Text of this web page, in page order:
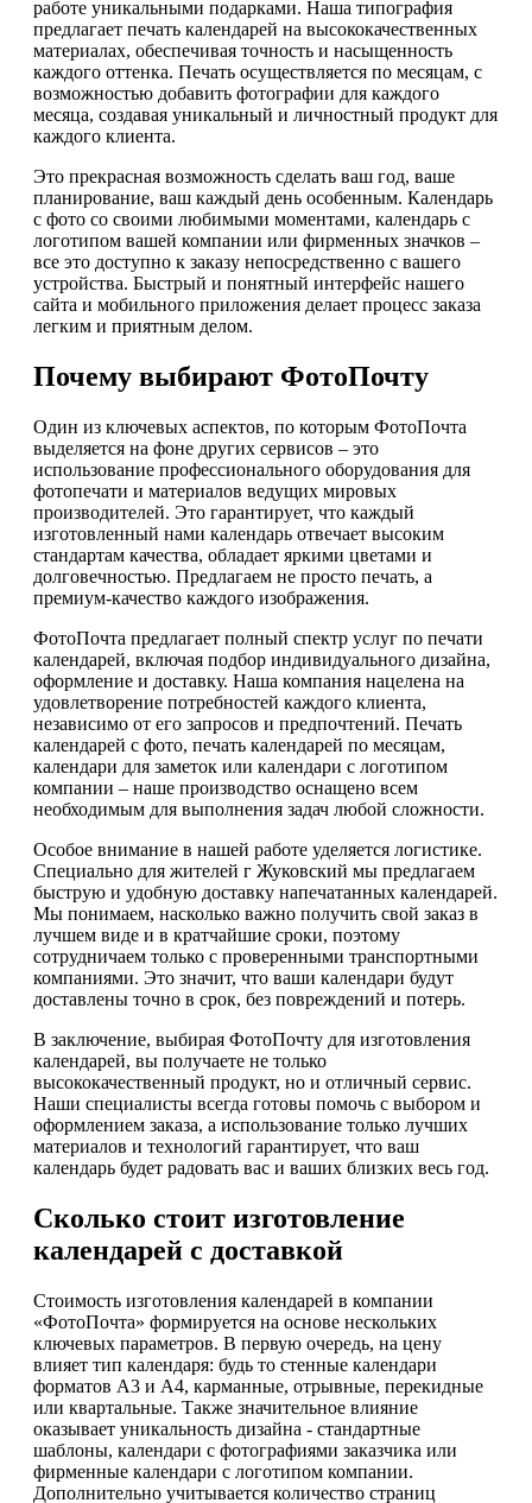
работе уникальными подарками. Наша типография
предлагает печать календарей на высококачественных
материалах, обеспечивая точность и насыщенность
каждого оттенка. Печать осуществляется по месяцам, с
возможностью добавить фотографии для каждого
месяца, создавая уникальный и личностный продукт для
каждого клиента.
Это прекрасная возможность сделать ваш год, ваше
планирование, ваш каждый день особенным. Календарь
с фото со своими любимыми моментами, календарь с
логотипом вашей компании или фирменных значков –
все это доступно к заказу непосредственно с вашего
устройства. Быстрый и понятный интерфейс нашего
сайта и мобильного приложения делает процесс заказа
легким и приятным делом.
Почему выбирают ФотоПочту
Один из ключевых аспектов, по которым ФотоПочта
выделяется на фоне других сервисов – это
использование профессионального оборудования для
фотопечати и материалов ведущих мировых
производителей. Это гарантирует, что каждый
изготовленный нами календарь отвечает высоким
стандартам качества, обладает яркими цветами и
долговечностью. Предлагаем не просто печать, а
премиум-качество каждого изображения.
ФотоПочта предлагает полный спектр услуг по печати
календарей, включая подбор индивидуального дизайна,
оформление и доставку. Наша компания нацелена на
удовлетворение потребностей каждого клиента,
независимо от его запросов и предпочтений. Печать
календарей с фото, печать календарей по месяцам,
календари для заметок или календари с логотипом
компании – наше производство оснащено всем
необходимым для выполнения задач любой сложности.
Особое внимание в нашей работе уделяется логистике.
Специально для жителей г Жуковский мы предлагаем
быструю и удобную доставку напечатанных календарей.
Мы понимаем, насколько важно получить свой заказ в
лучшем виде и в кратчайшие сроки, поэтому
сотрудничаем только с проверенными транспортными
компаниями. Это значит, что ваши календари будут
доставлены точно в срок, без повреждений и потерь.
В заключение, выбирая ФотоПочту для изготовления
календарей, вы получаете не только
высококачественный продукт, но и отличный сервис.
Наши специалисты всегда готовы помочь с выбором и
оформлением заказа, а использование только лучших
материалов и технологий гарантирует, что ваш
календарь будет радовать вас и ваших близких весь год.
Сколько стоит изготовление
календарей с доставкой
Стоимость изготовления календарей в компании
«ФотоПочта» формируется на основе нескольких
ключевых параметров. В первую очередь, на цену
влияет тип календаря: будь то стенные календари
форматов А3 и А4, карманные, отрывные, перекидные
или квартальные. Также значительное влияние
оказывает уникальность дизайна - стандартные
шаблоны, календари с фотографиями заказчика или
фирменные календари с логотипом компании.
Дополнительно учитывается количество страниц